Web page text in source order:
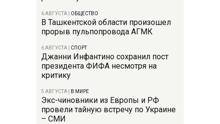
6 АВГУСТА ОБЩЕСТВО
В Ташкентской области произошел
прорыв пульпопровода АГМК
6 АВГУСТА СПОРТ
Джанни Инфантино сохранил пост
президента ФИФА несмотря на
критику
5 АВГУСТА В МИРЕ
Экс-чиновники из Европы и РФ
провели тайную встречу по Украине
– СМИ